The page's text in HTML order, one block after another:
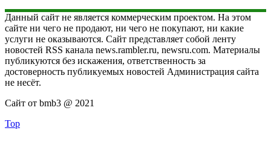
Данный сайт не является коммерческим проектом. На этом
сайте ни чего не продают, ни чего не покупают, ни какие
услуги не оказываются. Сайт представляет собой ленту
новостей RSS канала news.rambler.ru, newsru.com. Материалы
публикуются без искажения, ответственность за
достоверность публикуемых новостей Администрация сайта
не несёт.
Сайт от bmb3 @ 2021
Top